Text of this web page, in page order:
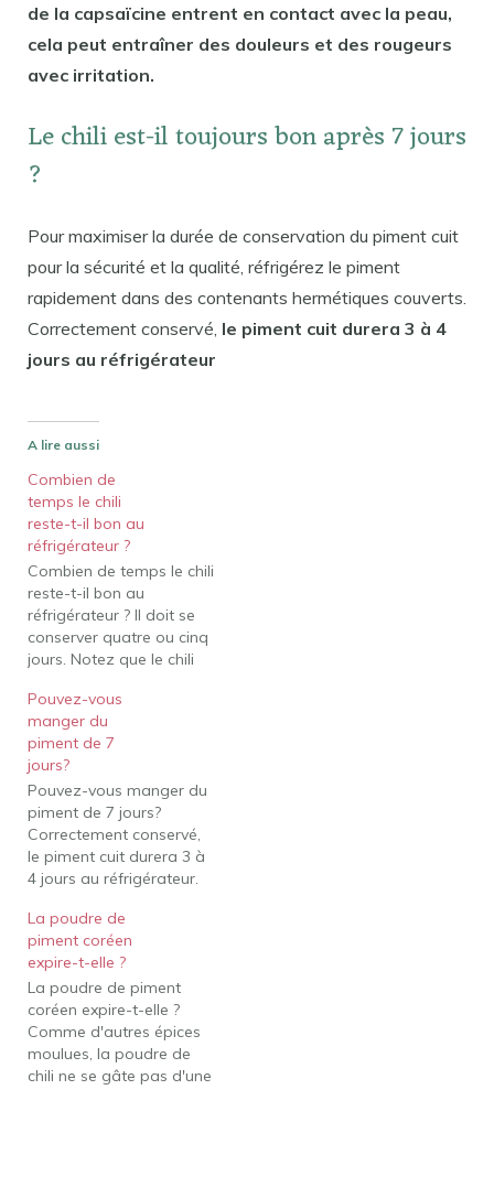
de la capsaïcine entrent en contact avec la peau,
cela peut entraîner des douleurs et des rougeurs
avec irritation.
Le chili est-il toujours bon après 7 jours
?
Pour maximiser la durée de conservation du piment cuit
pour la sécurité et la qualité, réfrigérez le piment
rapidement dans des contenants hermétiques couverts.
Correctement conservé, le piment cuit durera 3 à 4
jours au réfrigérateur
A lire aussi
Combien de
temps le chili
reste-t-il bon au
réfrigérateur ?
Combien de temps le chili
reste-t-il bon au
réfrigérateur ? Il doit se
conserver quatre ou cinq
jours. Notez que le chili
comme le jalapexf1os
peut avoir un goût plus
fort que lorsque vous
l'avez stocké pour la
première fois. Le
réfrigérateur conservera
les ingrédients et,…
Pouvez-vous
manger du
piment de 7
jours?
Pouvez-vous manger du
piment de 7 jours?
Correctement conservé,
le piment cuit durera 3 à
4 jours au réfrigérateur.
décongelé au
réfrigérateur peut être
conservé 3 à 4 jours
supplémentaires au
réfrigérateur avant la
cuisson; le chili qui a été
décongelé au micro-
ondes ou…
La poudre de
piment coréen
expire-t-elle ?
La poudre de piment
coréen expire-t-elle ?
Comme d'autres épices
moulues, la poudre de
chili ne se gâte pas d'une